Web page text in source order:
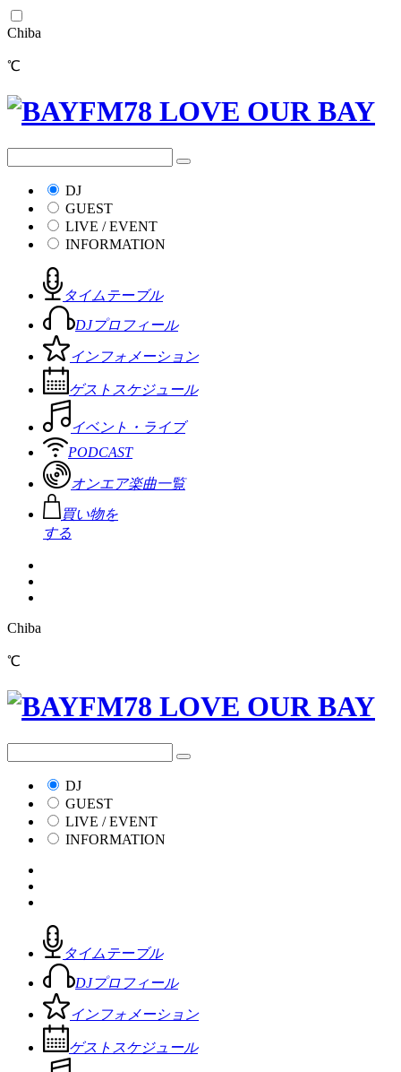
Chiba
℃
DJ
GUEST
LIVE / EVENT
INFORMATION
タイムテーブル
DJプロフィール
インフォメーション
ゲストスケジュール
イベント・ライブ
PODCAST
オンエア楽曲一覧
買い物を
する
Chiba
℃
DJ
GUEST
LIVE / EVENT
INFORMATION
タイムテーブル
DJプロフィール
インフォメーション
ゲストスケジュール